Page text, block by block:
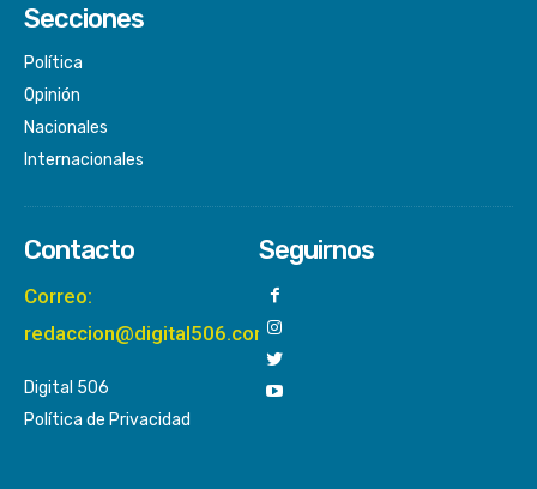
Secciones
Política
Opinión
Nacionales
Internacionales
Contacto
Correo:
redaccion@digital506.com
Digital 506
Política de Privacidad
Seguirnos